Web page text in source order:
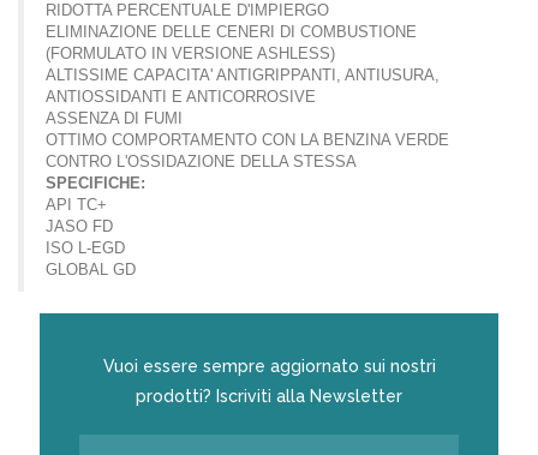
RIDOTTA PERCENTUALE D'IMPIERGO
ELIMINAZIONE DELLE CENERI DI COMBUSTIONE
(FORMULATO IN VERSIONE ASHLESS)
ALTISSIME CAPACITA' ANTIGRIPPANTI, ANTIUSURA,
ANTIOSSIDANTI E ANTICORROSIVE
ASSENZA DI FUMI
OTTIMO COMPORTAMENTO CON LA BENZINA VERDE
CONTRO L'OSSIDAZIONE DELLA STESSA
SPECIFICHE:
API TC+
JASO FD
ISO L-EGD
GLOBAL GD
Vuoi essere sempre aggiornato sui nostri
prodotti? Iscriviti alla Newsletter